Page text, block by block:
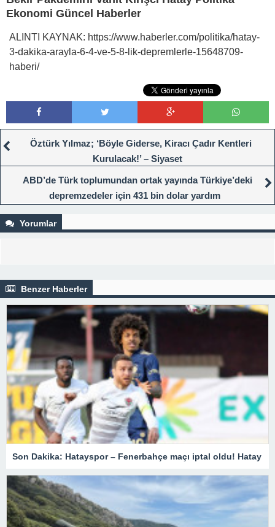
Ekonomi Güncel Haberler
ALINTI KAYNAK: https://www.haberler.com/politika/hatay-
3-dakika-arayla-6-4-ve-5-8-lik-depremlerle-15648709-
haberi/
Öztürk Yılmaz; ‘Böyle Giderse, Kiracı Çadır Kentleri
Kurulacak!’ – Siyaset
ABD’de Türk toplumundan ortak yayında Türkiye’deki
depremzedeler için 431 bin dolar yardım
Yorumlar
Benzer Haberler
Son Dakika: Hatayspor – Fenerbahçe maçı iptal oldu! Hatay